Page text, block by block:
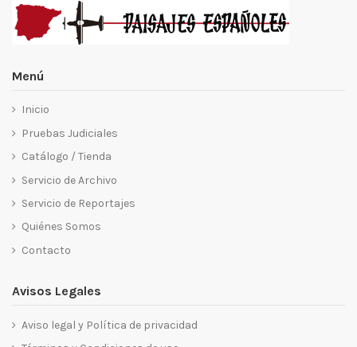
Menú
Inicio
Pruebas Judiciales
Catálogo / Tienda
Servicio de Archivo
Servicio de Reportajes
Quiénes Somos
Contacto
Avisos Legales
Aviso legal y Política de privacidad